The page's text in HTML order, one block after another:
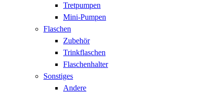
Tretpumpen
Mini-Pumpen
Flaschen
Zubehör
Trinkflaschen
Flaschenhalter
Sonstiges
Andere